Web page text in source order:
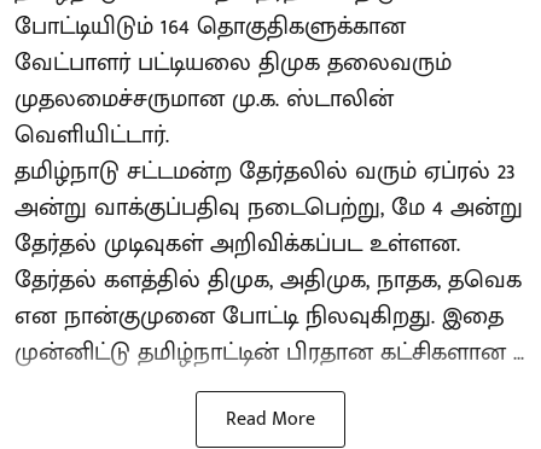
போட்டியிடும் 164 தொகுதிகளுக்கான
வேட்பாளர் பட்டியலை திமுக தலைவரும்
முதலமைச்சருமான மு.க. ஸ்டாலின்
வெளியிட்டார்.
தமிழ்நாடு சட்டமன்ற தேர்தலில் வரும் ஏப்ரல் 23
அன்று வாக்குப்பதிவு நடைபெற்று, மே 4 அன்று
தேர்தல் முடிவுகள் அறிவிக்கப்பட உள்ளன.
தேர்தல் களத்தில் திமுக, அதிமுக, நாதக, தவெக
என நான்குமுனை போட்டி நிலவுகிறது. இதை
முன்னிட்டு தமிழ்நாட்டின் பிரதான கட்சிகளான ...
Read More